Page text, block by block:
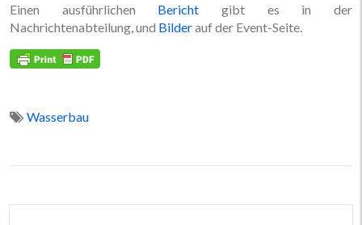
Einen ausführlichen Bericht gibt es in der
Nachrichtenabteilung, und Bilderauf der Event-Seite.
Wasserbau